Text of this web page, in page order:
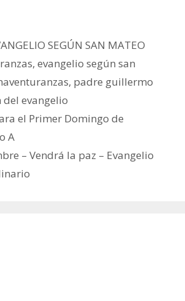
SEGÚN SAN MATEO
,evangelio según san
, padre guillermo
del evangelio
el Primer Domingo de
A
– Vendrá la paz – Evangelio